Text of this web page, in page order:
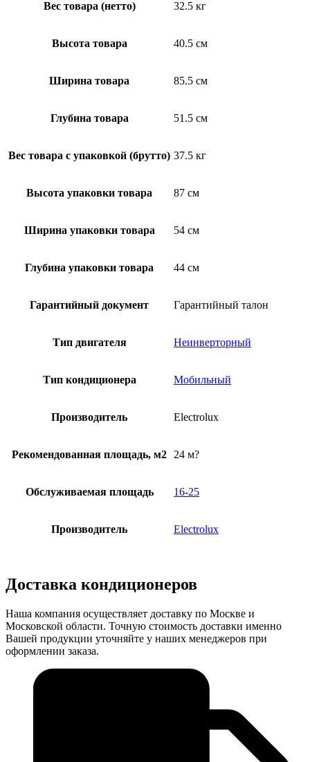
Вес товара (нетто) 32.5 кг
Высота товара 40.5 см
Ширина товара 85.5 см
Глубина товара 51.5 см
Вес товара с упаковкой (брутто) 37.5 кг
Высота упаковки товара 87 см
Ширина упаковки товара 54 см
Глубина упаковки товара 44 см
Гарантийный документ Гарантийный талон
Тип двигателя Неинверторный
Тип кондиционера Мобильный
Производитель Electrolux
Рекомендованная площадь, м2 24 м?
Обслуживаемая площадь 16-25
Производитель Electrolux
Доставка кондиционеров
Наша компания осуществляет доставку по Москве и
Московской области. Точную стоимость доставки именно
Вашей продукции уточняйте у наших менеджеров при
оформлении заказа.